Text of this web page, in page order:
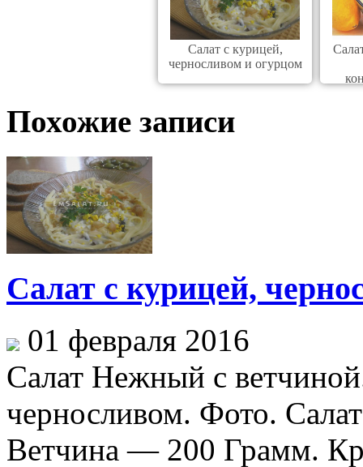
Салат с курицей,
черносливом и огурцом
Похожие записи
Салат с курицей,
01 февраля 2016
Салат Нежный с
черносливом. Фото.
Ветчина — 200 Грамм.